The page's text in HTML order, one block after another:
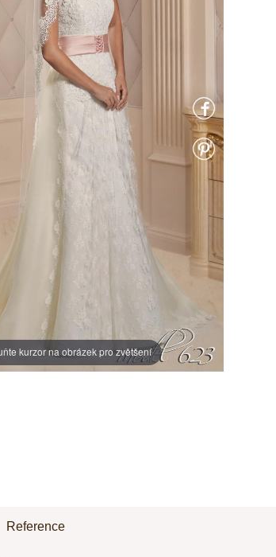
kurzor na obrázek pro zvětšení
Reference